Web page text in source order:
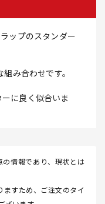
ップのスタンダー
み合わせです。
に良く似合いま
情報であり、現状とは
すため、ご注文のタイ